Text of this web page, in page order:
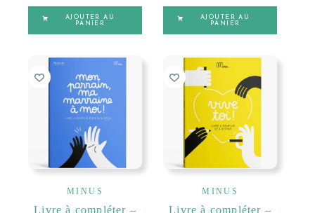
AJOUTER AU
PANIER
AJOUTER AU
PANIER
MINUS
Livre à compléter –
MINUS
Livre à compléter –